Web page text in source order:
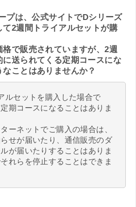
は、公式サイトでDシリーズ
て2週間トライアルセットが購
格で販売されていますが、2週
に送られてくる定期コースにな
なことはありませんか？
ルセットを購入した場合で
期コースになることはありま
ーネットでご購入の場合は、
せが届いたり、通信販売のダ
が届いたりすることはありま
れらを停止することはできま